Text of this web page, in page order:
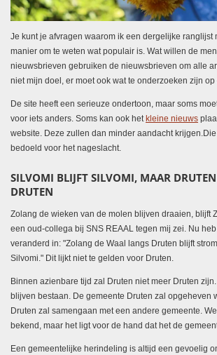
Je kunt je afvragen waarom ik een dergelijke ranglijst
manier om te weten wat populair is. Wat willen de
nieuwsbrieven gebruiken de nieuwsbrieven om alle
niet mijn doel, er moet ook wat te onderzoeken zijn op
De site heeft een serieuze ondertoon, maar soms
voor iets anders. Soms kan ook het kleine nieuws
website. Deze zullen dan minder aandacht
bedoeld voor het nageslacht.
SILVOMI BLIJFT SILVOMI, MAAR
DRUTEN
Zolang de wieken van de molen blijven draaien, blijft
een oud-collega bij SNS REAAL tegen mij zei. Nu
veranderd in: "Zolang de Waal langs Druten blijft
Silvomi." Dit lijkt niet te gelden voor Druten.
Binnen azienbare tijd zal Druten niet meer Druten
blijven bestaan. De gemeente Druten zal opgeheven
Druten zal samengaan met een andere gemeente.
bekend, maar het ligt voor de hand dat het de
Een gemeentelijke herindeling is altijd een gevoelig